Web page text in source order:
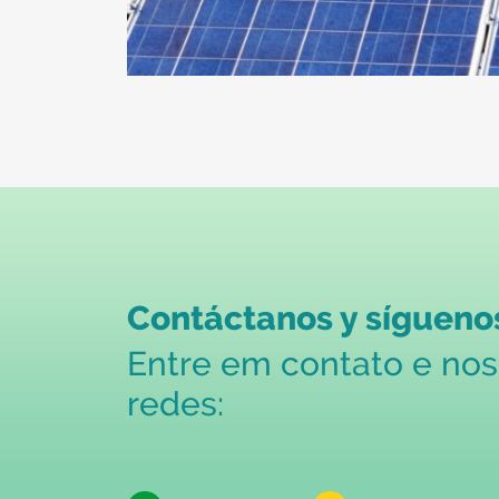
Contáctanos y
Entre em contato e
redes: